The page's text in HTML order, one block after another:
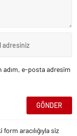
adım, e-posta adresim
aracılığıyla siz